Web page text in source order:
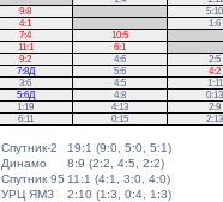
9:8
5:10
4:1
1:6
7:4 10:5
11:1
6:1
9:2 4:6
2:5
7:8Д
5:6
4:2
3:6 4:5
1:11
5:6Д
4:8
0:13
1:19 4:13
2:9
6:11
0:15 2:13
Спутник-2
19:1 (9:0, 5:0, 5:1)
Динамо
8:9 (2:2, 4:5, 2:2)
Спутник 95 11:1 (4:1, 3:0, 4:0)
УРЦ ЯМЗ
2:10 (1:3, 0:4, 1:3)